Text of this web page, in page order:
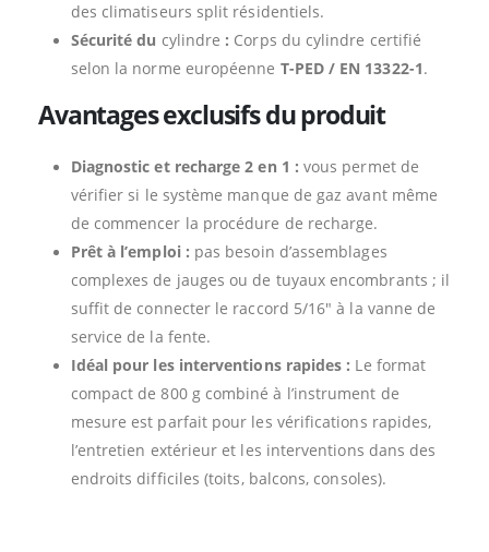
des climatiseurs split résidentiels.
Sécurité du cylindre : Corps du cylindre certifié
selon la norme européenne T-PED / EN 13322-1.
Avantages exclusifs du produit
Diagnostic et recharge 2 en 1 : vous permet de
vérifier si le système manque de gaz avant même
de commencer la procédure de recharge.
Prêt à l’emploi : pas besoin d’assemblages
complexes de jauges ou de tuyaux encombrants ; il
suffit de connecter le raccord 5/16″ à la vanne de
service de la fente.
Idéal pour les interventions rapides : Le format
compact de 800 g combiné à l’instrument de
mesure est parfait pour les vérifications rapides,
l’entretien extérieur et les interventions dans des
endroits difficiles (toits, balcons, consoles).